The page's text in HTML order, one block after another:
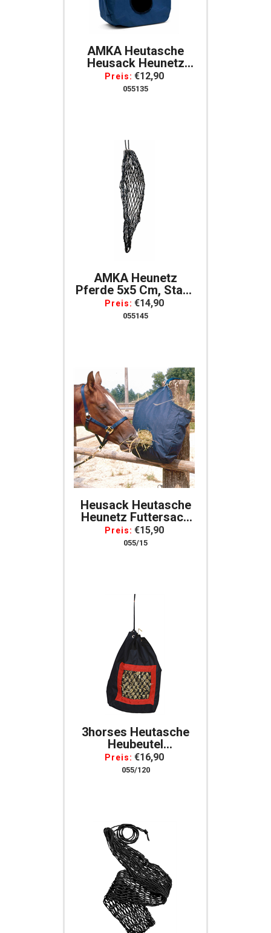
AMKA Heutasche
Heusack Heunetz
Heuraufe
Beschäftigungssack -
Gute Verdauung -
Blau
Preis: €12,90
055135
AMKA Heunetz
Pferde 5x5 Cm, Stabil
Größe 100 Cm Mit
Ringen Und 1 Extra
Preis: €14,90
055145
Heusack Heutasche
Heunetz Futtersack
Sack Für Heu
Heusack
Preis: €15,90
055/15
3horses Heutasche
Heubeutel
Schwarz/rot Heunetz
600 D Nylon Mit
Preis: €16,90
055/120